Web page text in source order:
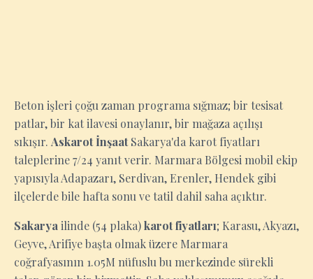
Beton işleri çoğu zaman programa sığmaz; bir tesisat
patlar, bir kat ilavesi onaylanır, bir mağaza açılışı
sıkışır. Askarot İnşaatSakarya'da karot fiyatları
taleplerine 7/24 yanıt verir. Marmara Bölgesi mobil ekip
yapısıyla Adapazarı, Serdivan, Erenler, Hendek gibi
ilçelerde bile hafta sonu ve tatil dahil saha açıktır.
Sakarya ilinde (54 plaka)karot fiyatları; Karasu, Akyazı,
Geyve, Arifiye başta olmak üzere Marmara
coğrafyasının 1.05M nüfuslu bu merkezinde sürekli